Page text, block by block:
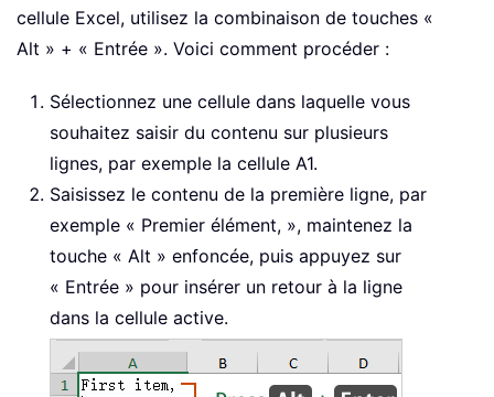
cellule Excel, utilisez la combinaison de touches «
Alt » + « Entrée ». Voici comment procéder :
Sélectionnez une cellule dans laquelle vous
souhaitez saisir du contenu sur plusieurs
lignes, par exemple la cellule A1.
Saisissez le contenu de la première ligne, par
exemple « Premier élément, », maintenez la
touche « Alt » enfoncée, puis appuyez sur
« Entrée » pour insérer un retour à la ligne
dans la cellule active.